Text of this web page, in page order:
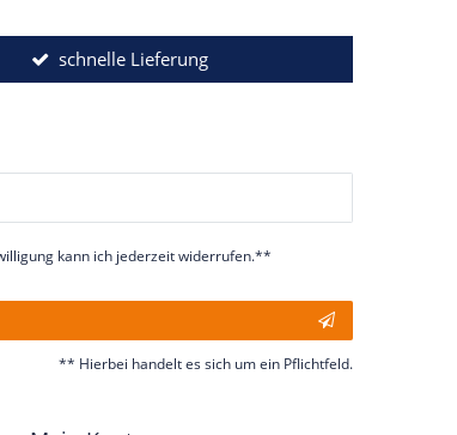
schnelle Lieferung
kann ich jederzeit widerrufen.**
** Hierbei handelt es sich um ein Pflichtfeld.